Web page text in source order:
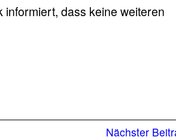
dass keine weiteren
Nächster